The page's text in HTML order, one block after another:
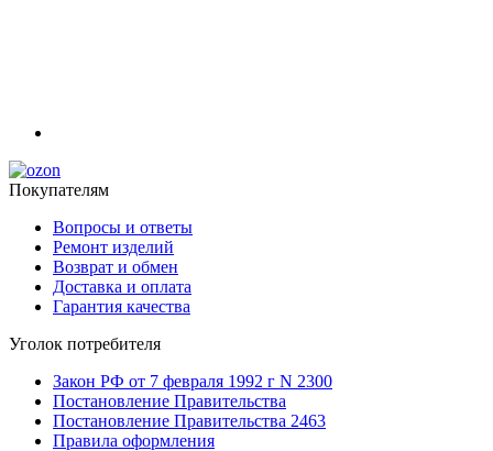
Покупателям
Вопросы и ответы
Ремонт изделий
Возврат и обмен
Доставка и оплата
Гарантия качества
Уголок потребителя
Закон РФ от 7 февраля 1992 г N 2300
Постановление Правительства
Постановление Правительства 2463
Правила оформления